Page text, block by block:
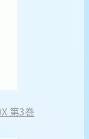
第3巻